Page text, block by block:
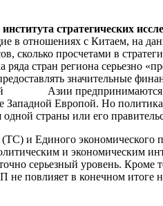
стратегических
отношениях с Китаем, на
сколько просчетами в
стран региона серьезно
значительные
Азии предпринимаются
Европой. Но
страны или его
и Единого экономического
и экономическим
серьезный уровень.
повлияет в конечном итоге